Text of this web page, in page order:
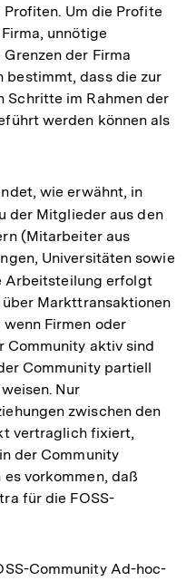
Um die Profite
unnötige
der Firma
bestimmt, dass die zur
Schritte im Rahmen der
werden können als
wie erwähnt, in
der Mitglieder aus den
(Mitarbeiter aus
Universitäten sowie
Arbeitsteilung erfolgt
Markttransaktionen
Firmen oder
Community aktiv sind
Community partiell
Nur
zwischen den
vertraglich fixiert,
der Community
vorkommen, daß
für die FOSS-
Community Ad-hoc-